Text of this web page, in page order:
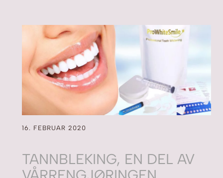
16. FEBRUAR 2020
TANNBLEKING, EN DEL AV